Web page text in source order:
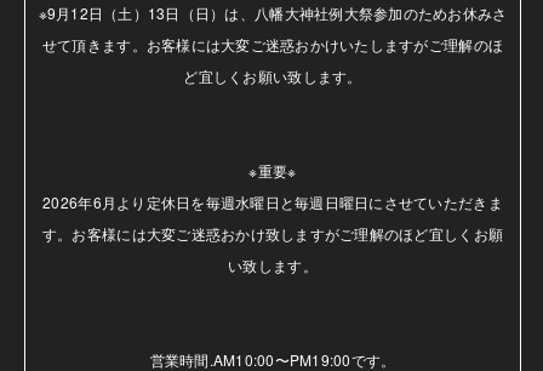
※9月12日（土）13日（日）は、八幡大神社例大祭参加のためお休みさ
せて頂きます。お客様には大変ご迷惑おかけいたしますがご理解のほ
ど宜しくお願い致します。
※重要※
2026年6月より定休日を毎週水曜日と毎週日曜日にさせていただきま
す。お客様には大変ご迷惑おかけ致しますがご理解のほど宜しくお願
い致します。
営業時間.AM10:00〜PM19:00です。